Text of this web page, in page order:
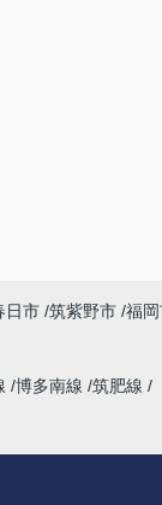
日市 筑紫野市 福
博多南線 筑肥線